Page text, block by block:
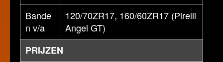
Bande
n v/a
120/70ZR17, 160/60ZR17 (Pirelli
Angel GT)
PRIJZEN